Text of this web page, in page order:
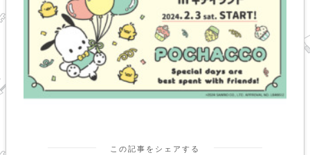
この記事をシェアする